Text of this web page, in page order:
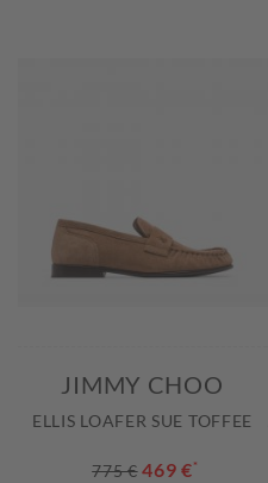
JIMMY CHOO
ELLIS LOAFER SUE TOFFEE
775 € 469 €*